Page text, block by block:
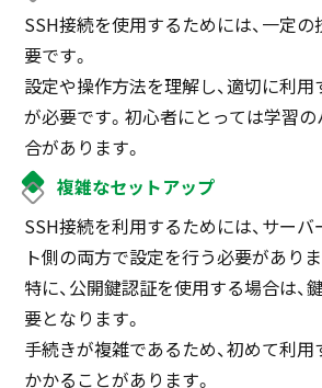
SSH接続を使用するためには、一定
要です。
設定や操作方法を理解し、適切に利
が必要です。初心者にとっては学習
合があります。
複雑なセットアップ
SSH接続を利用するためには、サー
ト側の両方で設定を行う必要がありま
特に、公開鍵認証を使用する場合は、
要となります。
手続きが複雑であるため、初めて利
かかることがあります。